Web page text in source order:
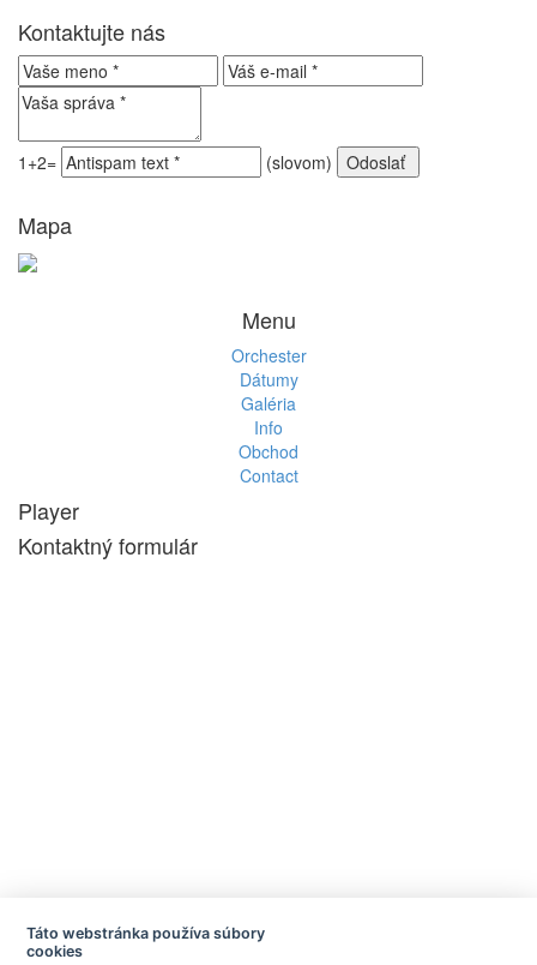
Kontaktujte nás
1+2= (slovom)
Mapa
Menu
Orchester
Dátumy
Galéria
Info
Obchod
Contact
Player
Kontaktný formulár
Táto webstránka používa súbory
cookies